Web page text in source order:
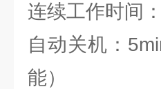
连续工作时间
自动关机：
能）